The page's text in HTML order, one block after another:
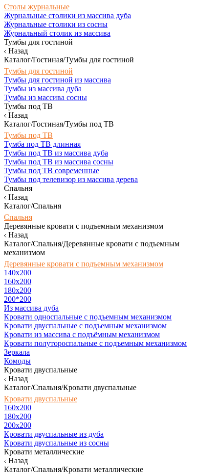
Столы журнальные
Журнальные столики из массива дуба
Журнальные столики из сосны
Журнальный столик из массива
Тумбы для гостиной
Назад
Каталог/Гостиная/Тумбы для гостиной
Тумбы для гостиной
Тумбы для гостиной из массива
Тумбы из массива дуба
Тумбы из массива сосны
Тумбы под ТВ
Назад
Каталог/Гостиная/Тумбы под ТВ
Тумбы под ТВ
Тумба под ТВ длинная
Тумбы под ТВ из массива дуба
Тумбы под ТВ из массива сосны
Тумбы под ТВ современные
Тумбы под телевизор из массива дерева
Спальня
Назад
Каталог/Спальня
Спальня
Деревянные кровати с подъемным механизмом
Назад
Каталог/Спальня/Деревянные кровати с подъемным
механизмом
Деревянные кровати с подъемным механизмом
140x200
160х200
180х200
200*200
Из массива дуба
Кровати односпальные с подъемным механизмом
Кровати двуспальные с подъемным механизмом
Кровати из массива с подъёмным механизмом
Кровати полутороспальные с подъемным механизмом
Зеркала
Комоды
Кровати двуспальные
Назад
Каталог/Спальня/Кровати двуспальные
Кровати двуспальные
160х200
180x200
200x200
Кровати двуспальные из дуба
Кровати двуспальные из сосны
Кровати металлические
Назад
Каталог/Спальня/Кровати металлические